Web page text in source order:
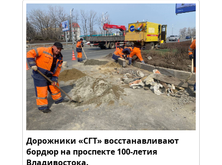
Дорожники «СГТ» восстанавливают
бордюр на проспекте 100-летия
Владивостока.